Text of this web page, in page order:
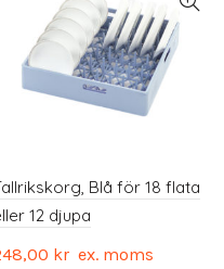
Blå för 18 flata
12 djupa
kr ex. moms